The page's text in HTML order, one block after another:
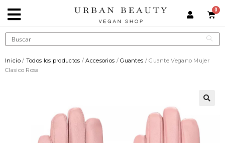
Inicio/ Todos los productos /Accesorios /Guantes / Guante Vegano Mujer
Clasico Rosa